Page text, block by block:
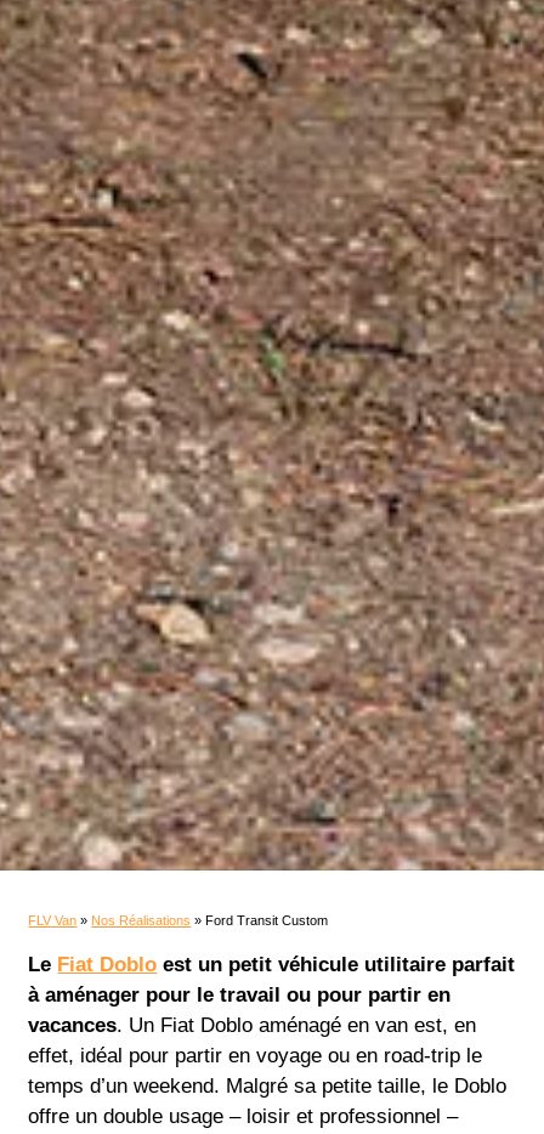
FLV Van » Nos Réalisations » Ford Transit Custom
Le Fiat Doblo est un petit véhicule utilitaire parfait
à aménager pour le travail ou pour partir en
vacances. Un Fiat Doblo aménagé en van est, en
effet, idéal pour partir en voyage ou en road-trip le
temps d’un weekend. Malgré sa petite taille, le Doblo
offre un double usage – loisir et professionnel –